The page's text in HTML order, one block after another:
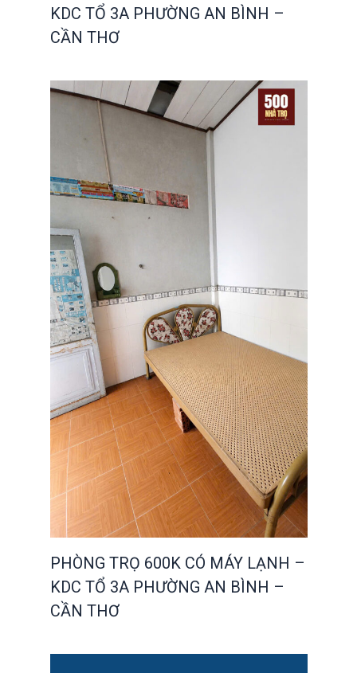
KDC TỔ 3A PHƯỜNG AN BÌNH –
CẦN THƠ
PHÒNG TRỌ 600K CÓ MÁY LẠNH –
KDC TỔ 3A PHƯỜNG AN BÌNH –
CẦN THƠ